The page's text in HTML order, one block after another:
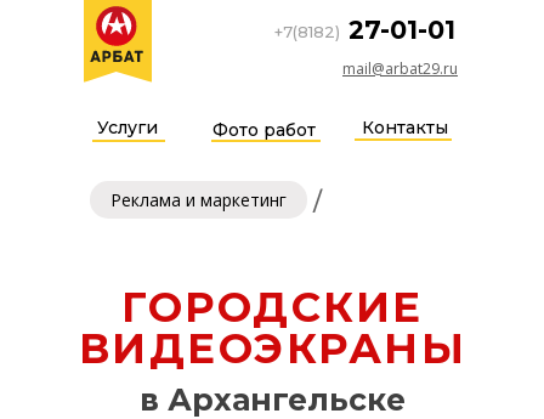
Услуги Фото работ Контакты
mail@arbat29.ru
27-01-01
+7(8182)
/
Реклама и маркетинг
ГОРОДСКИЕ
ВИДЕОЭКРАНЫ
в Архангельске